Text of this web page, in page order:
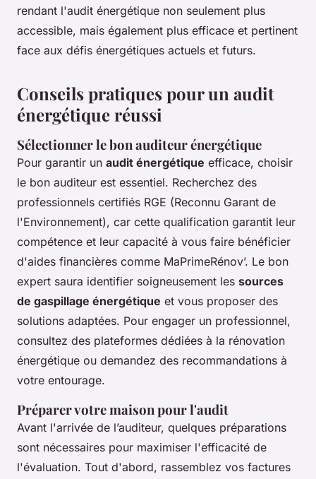
rendant l'audit énergétique non seulement plus
accessible, mais également plus efficace et pertinent
face aux défis énergétiques actuels et futurs.
Conseils pratiques pour un audit
énergétique réussi
Sélectionner le bon auditeur énergétique
Pour garantir un audit énergétique efficace, choisir
le bon auditeur est essentiel. Recherchez des
professionnels certifiés RGE (Reconnu Garant de
l'Environnement), car cette qualification garantit leur
compétence et leur capacité à vous faire bénéficier
d'aides financières comme MaPrimeRénov’. Le bon
expert saura identifier soigneusement les sources
de gaspillage énergétique et vous proposer des
solutions adaptées. Pour engager un professionnel,
consultez des plateformes dédiées à la rénovation
énergétique ou demandez des recommandations à
votre entourage.
Préparer votre maison pour l'audit
Avant l'arrivée de l’auditeur, quelques préparations
sont nécessaires pour maximiser l'efficacité de
l'évaluation. Tout d'abord, rassemblez vos factures